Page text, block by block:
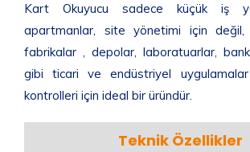
Kart Okuyucu sadece küçük iş
apartmanlar, site yönetimi için değil,
fabrikalar , depolar, laboratuarlar,
gibi ticari ve endüstriyel
kontrolleri için ideal bir üründür.
Teknik Özellikler